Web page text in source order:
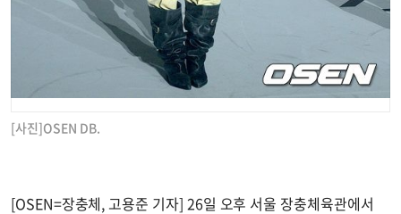
[사진]OSEN DB.
[OSEN=장충체, 고용준 기자] 26일 오후 서울 장충체육관에서